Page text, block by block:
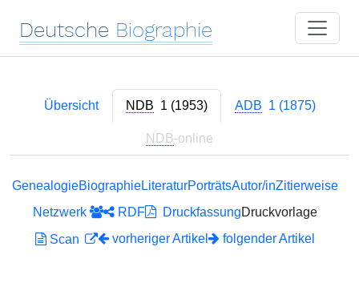
Deutsche Biographie
Übersicht NDB 1 (1953) ADB 1 (1875)
NDB-online
GenealogieBiographieLiteraturPorträtsAutor/inZitierweise
Netzwerk
RDF DruckfassungDruckvorlage
Scan
vorheriger Artikel folgender Artikel